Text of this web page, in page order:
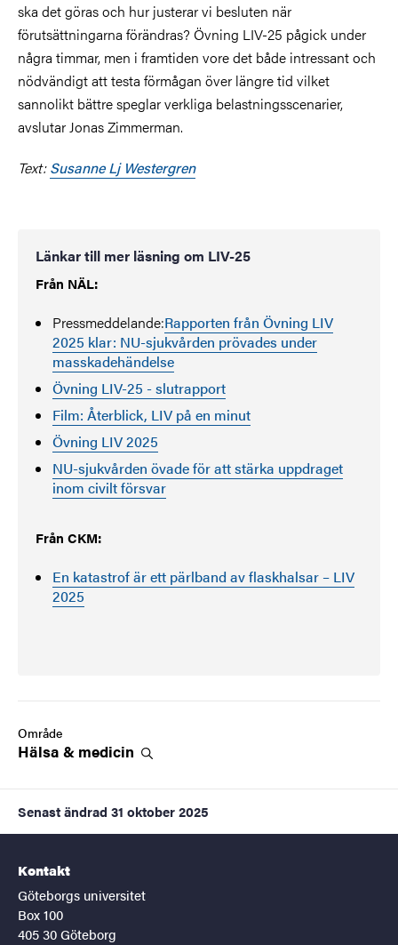
ska det göras och hur justerar vi besluten när
förutsättningarna förändras? Övning LIV-25 pågick under
några timmar, men i framtiden vore det både intressant och
nödvändigt att testa förmågan över längre tid vilket
sannolikt bättre speglar verkliga belastningsscenarier,
avslutar Jonas Zimmerman.
Text:Susanne Lj Westergren
Länkar till mer läsning om LIV-25
Från NÄL:
Pressmeddelande:Rapporten från Övning LIV
2025 klar: NU-sjukvården prövades under
masskadehändelse
Övning LIV-25 - slutrapport
Film: Återblick, LIV på en minut
Övning LIV 2025
NU-sjukvården övade för att stärka uppdraget
inom civilt försvar
Från CKM:
En katastrof är ett pärlband av flaskhalsar – LIV
2025
Område
Hälsa & medicin
Senast ändrad 31 oktober 2025
Kontakt
Göteborgs universitet
Box 100
405 30 Göteborg